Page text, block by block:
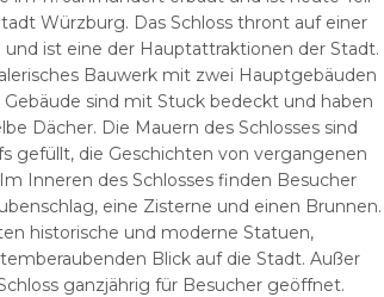
Würzburg. Das Schloss thront auf einer
und ist eine der Hauptattraktionen der Stadt.
Bauwerk mit zwei Hauptgebäuden
sind mit Stuck bedeckt und haben
Dächer. Die Mauern des Schlosses sind
gefüllt, die Geschichten von vergangenen
Inneren des Schlosses finden Besucher
eine Zisterne und einen Brunnen.
historische und moderne Statuen,
Blick auf die Stadt. Außer
ganzjährig für Besucher geöffnet.